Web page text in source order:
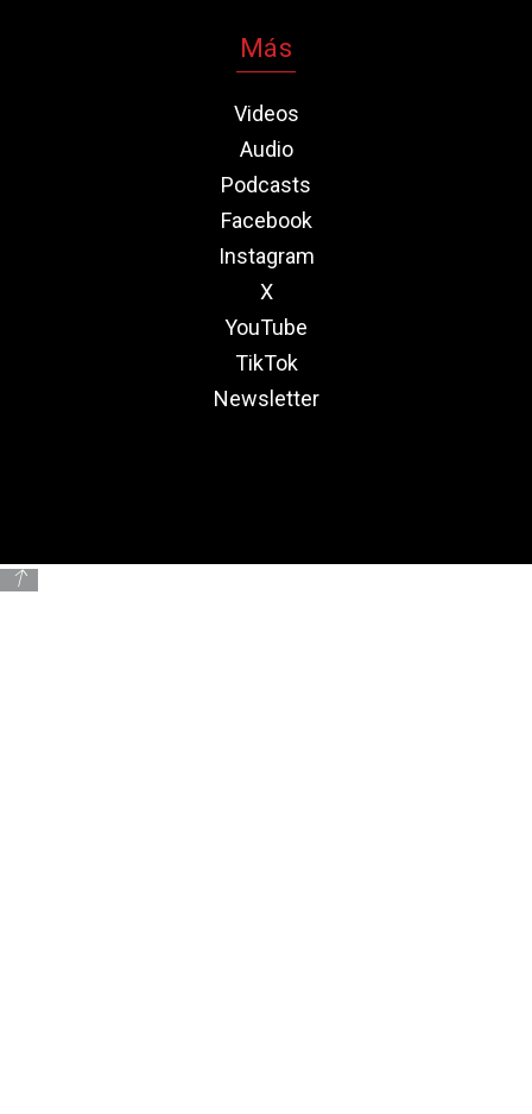
Más
Videos
Audio
Podcasts
Facebook
Instagram
X
YouTube
TikTok
Newsletter